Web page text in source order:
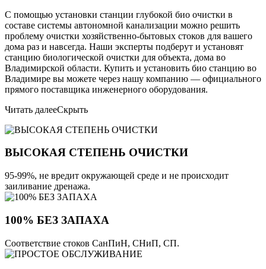
С помощью установки станции глубокой био очистки в
составе системы автономной канализации можно решить
проблему очистки хозяйственно-бытовых стоков для вашего
дома раз и навсегда. Наши эксперты подберут и установят
станцию биологической очистки для объекта, дома во
Владимирской области. Купить и установить био станцию во
Владимире вы можете через нашу компанию — официального
прямого поставщика инженерного оборудования.
Читать далееСкрыть
ВЫСОКАЯ СТЕПЕНЬ ОЧИСТКИ
95-99%, не вредит окружающей среде и не происходит
заиливание дренажа.
100% БЕЗ ЗАПАХА
Соответствие стоков СанПиН, СНиП, СП.